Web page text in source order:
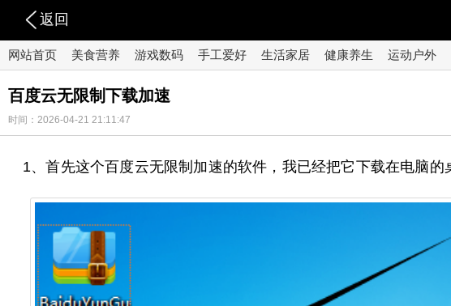
返回
网站首页 美食营养 游戏数码 手工爱好 生活家居 健康养生 运动户外
百度云无限制下载加速
时间：2026-04-21 21:11:47
1、首先这个百度云无限制加速的软件，我已经把它下载在电脑